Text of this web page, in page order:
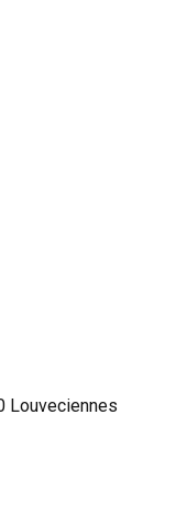
Louveciennes